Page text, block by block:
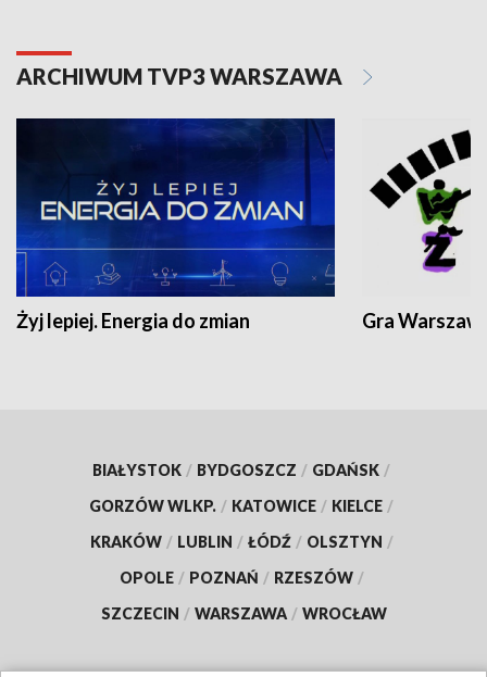
ARCHIWUM TVP3 WARSZAWA
Żyj lepiej. Energia do zmian Gra
BIAŁYSTOK / BYDGOSZCZ / GDAŃSK /
GORZÓW WLKP. / KATOWICE / KIELCE /
KRAKÓW / LUBLIN / ŁÓDŹ / OLSZTYN /
OPOLE / POZNAŃ / RZESZÓW /
SZCZECIN / WARSZAWA / WROCŁAW